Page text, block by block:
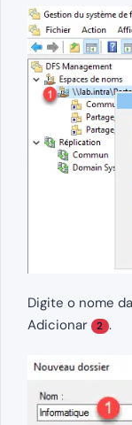
Digite o nome
Adicionar
2 .